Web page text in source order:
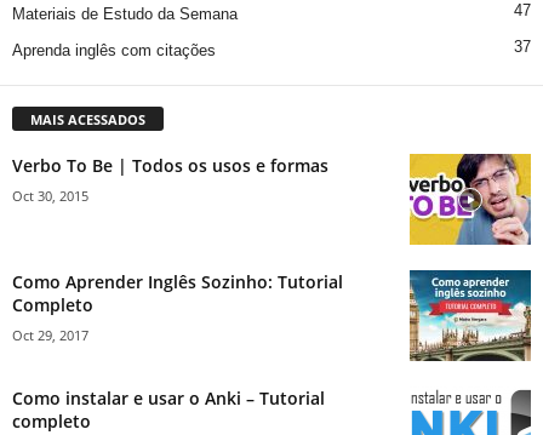
Materiais de Estudo da Semana 47
Aprenda inglês com citações 37
MAIS ACESSADOS
Verbo To Be | Todos os usos e formas
Oct 30, 2015
Como Aprender Inglês Sozinho: Tutorial
Completo
Oct 29, 2017
Como instalar e usar o Anki – Tutorial
completo